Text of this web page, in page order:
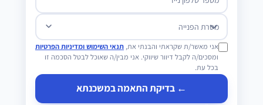
מטרת הפנייה
אני מאשר/ת שקראתי והבנתי את, תנאי השימוש ומדיניות הפרטיות
ומסכים/ה לקבל דיוור שיווקי. אני מבין/ה שאוכל לבטל הסכמה זו
בכל עת.
← בדיקת התאמה במשכנתא